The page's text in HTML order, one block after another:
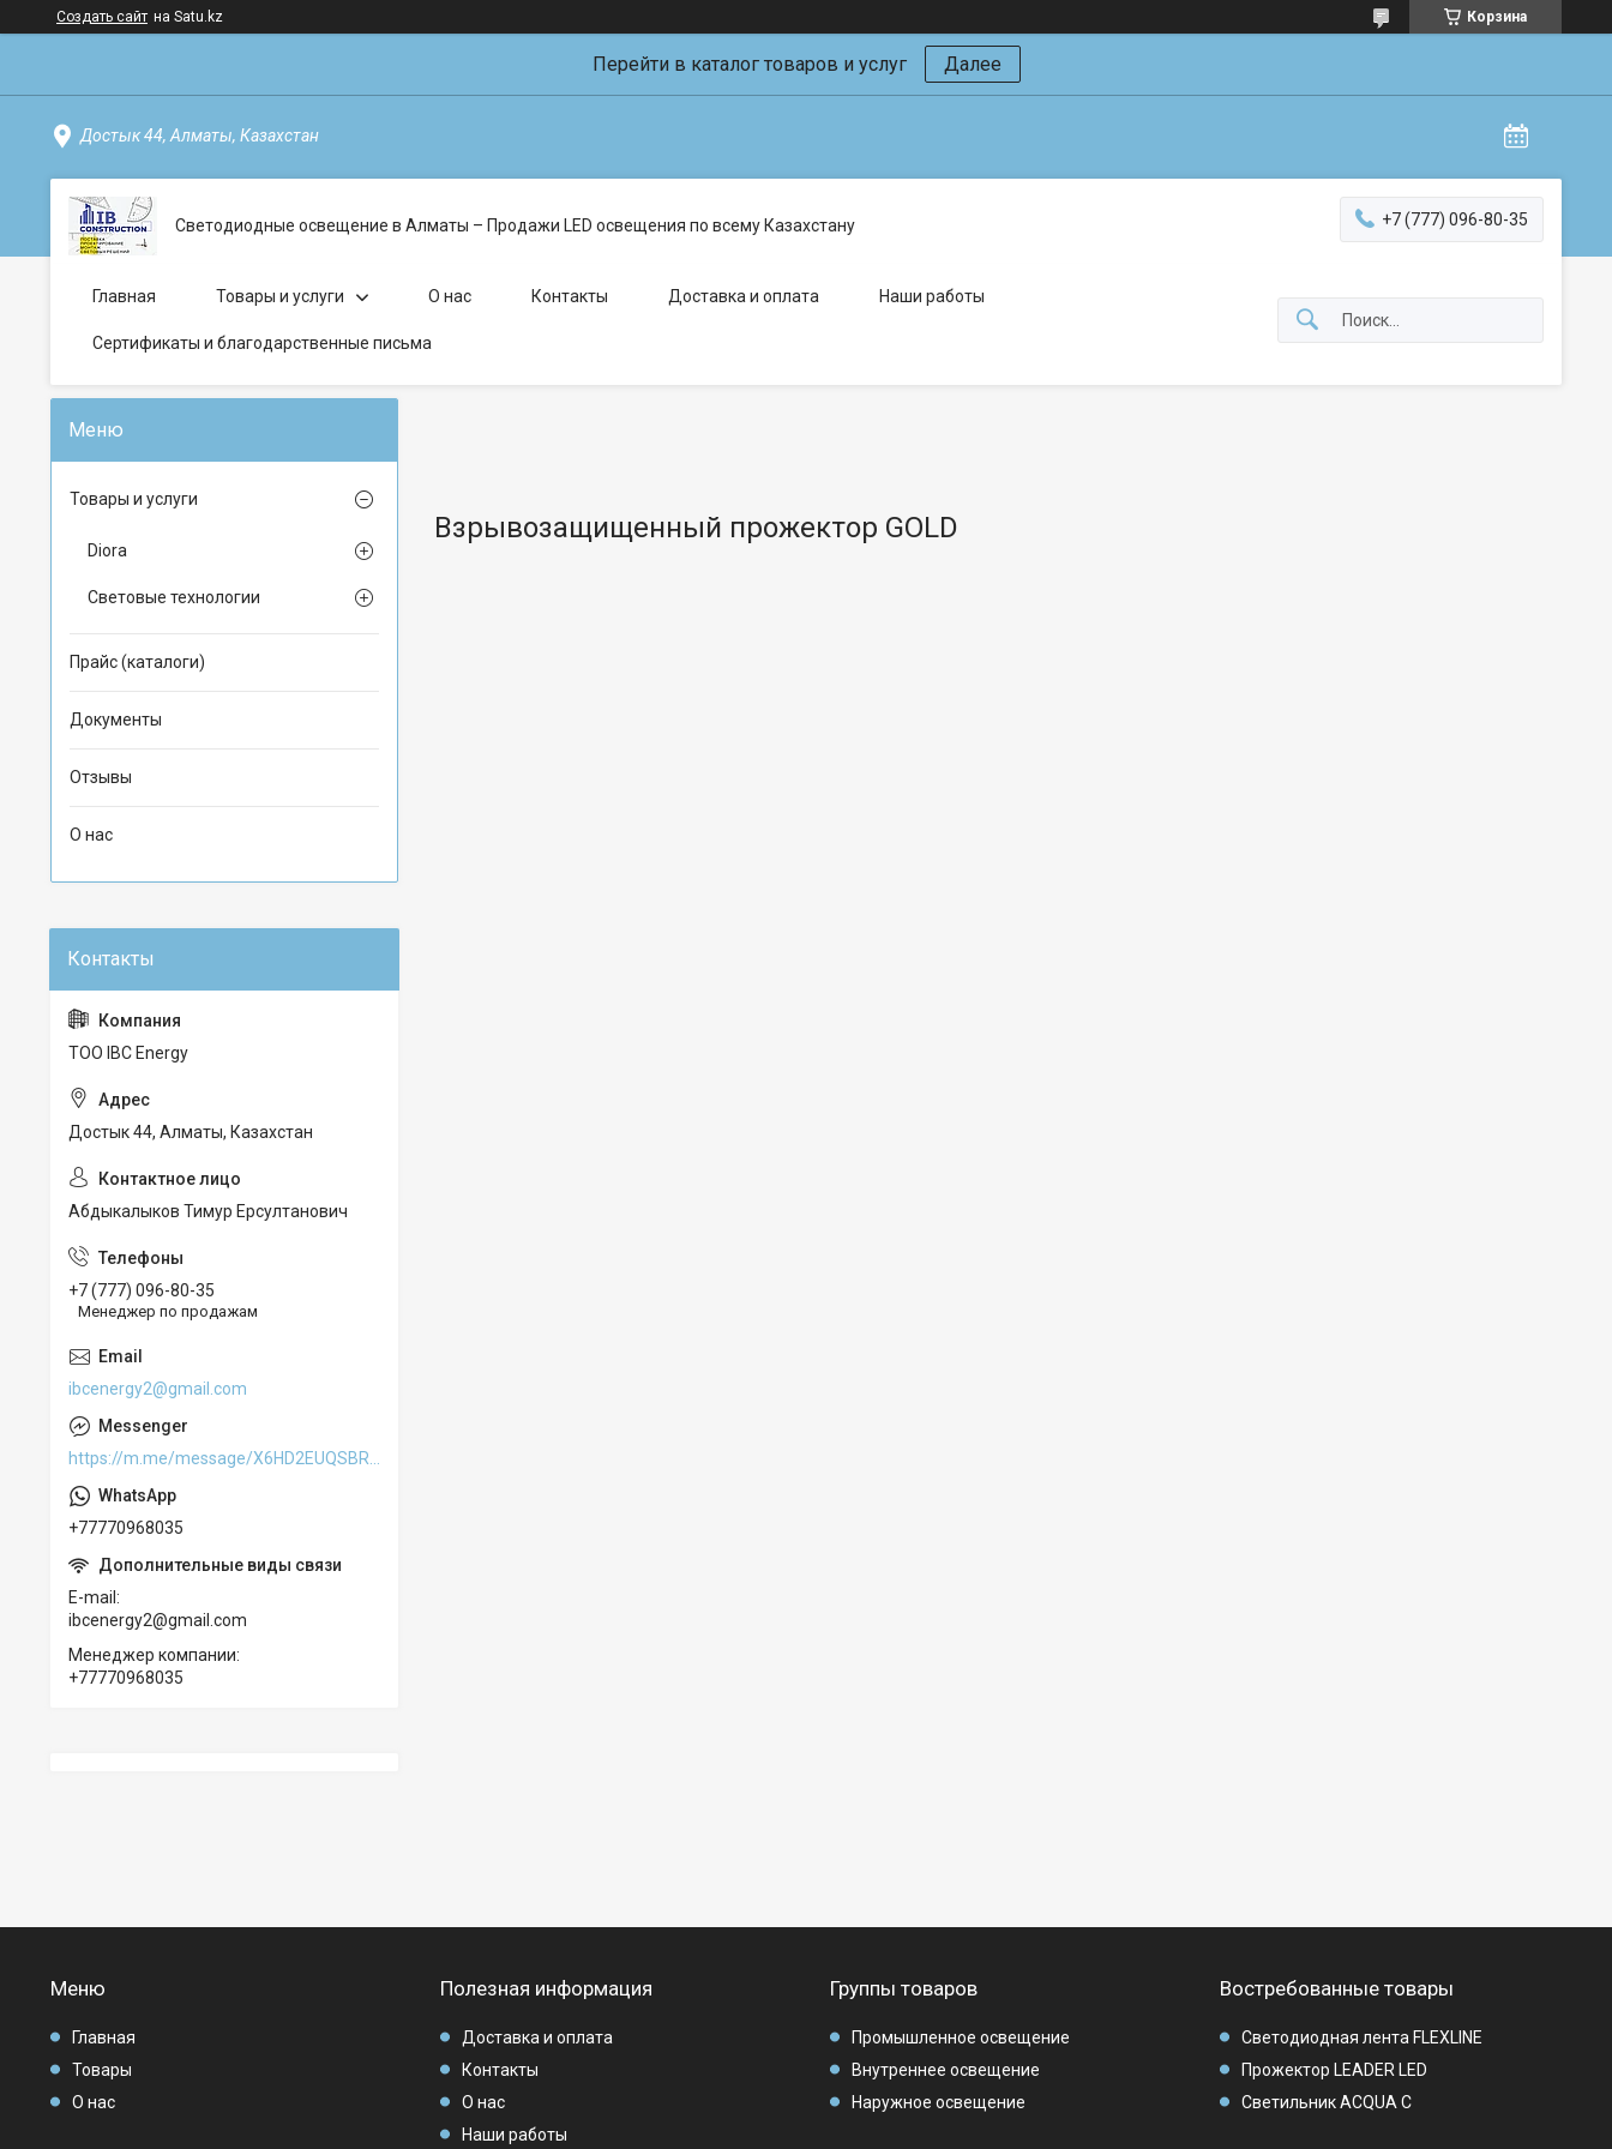
Создать сайт на Satu.kz Корзина
Перейти в каталог товаров и услуг Далее
Достык 44, Алматы, Казахстан
Светодиодные освещение в Алматы – Продажи LED освещения по всему Казахстану +7 (777) 096-80-35
Главная Товары и услуги О нас Контакты Доставка и оплата Наши работы
Сертификаты и благодарственные письма
Взрывозащищенный прожектор GOLD
Товары и услуги
Diora
Световые технологии
Прайс (каталоги)
Документы
Отзывы
О нас
ТОО IBC Energy
Достык 44, Алматы, Казахстан
Абдыкалыков Тимур Ерсултанович
+7 (777) 096-80-35
Менеджер по продажам
ibcenergy2@gmail.com
+77770968035
E-mail
ibcenergy2@gmail.com
Менеджер компании
+77770968035
Меню
Главная
Товары
О нас
Полезная информация
Доставка и оплата
Контакты
О нас
Наши работы
Группы товаров
Промышленное освещение
Внутреннее освещение
Наружное освещение
Востребованные товары
Светодиодная лента FLEXLINE
Прожектор LEADER LED
Светильник ACQUA C